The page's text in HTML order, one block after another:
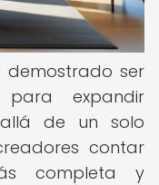
demostrado ser
expandir
allá de un solo
contar
completa y